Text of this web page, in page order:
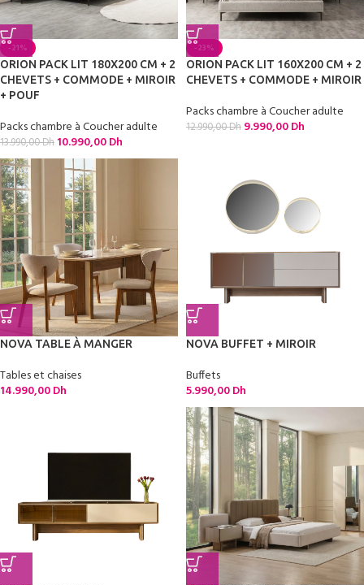
-21%
ORION PACK LIT 180X200 CM + 2
CHEVETS + COMMODE + MIROIR
+ POUF
Packs chambre à Coucher adulte
13.990,00Dh 10.990,00Dh
-23%
ORION PACK LIT 160X200 CM + 2
CHEVETS + COMMODE + MIROIR
Packs chambre à Coucher adulte
12.990,00Dh 9.990,00Dh
NOVA TABLE À MANGER
Tables et chaises
14.990,00Dh
NOVA BUFFET + MIROIR
Buffets
5.990,00Dh